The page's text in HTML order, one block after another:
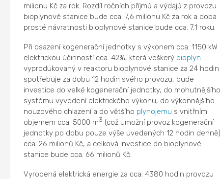
milionu Kč za rok. Rozdíl ročních příjmů a výdajů z provozu
bioplynové stanice bude cca. 7,6 milionu Kč za rok a doba
prosté návratnosti bioplynové stanice bude cca. 7,1 roku.
Při osazení kogenerační jednotky s výkonem cca. 1150 kW
elektrickou účinností cca. 42%, která veškerý bioplyn
vyprodukovaný v reaktoru bioplynové stanice za 24 hodin
spotřebuje za dobu 12 hodin svého provozu, bude
investice do velké kogenerační jednotky, do
systému vyvedení elektrického výkonu, do výkonnějšího
nouzového chlazení a do většího plynojemu s vnitřním
objemem cca. 5000 m3 (což umožní provoz kogenerační
jednotky po dobu pouze výše uvedených 12 hodin
cca. 26 milionů Kč, a celková investice do bioplynové
stanice bude cca. 66 milionů Kč.
Vyrobená elektrická energie za cca. 4380 hodin provozu